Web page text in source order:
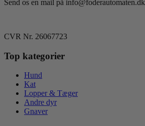
Send os en mail på info@foderautomaten.dk
CVR Nr. 26067723
Top kategorier
Hund
Kat
Lopper & Tæger
Andre dyr
Gnaver